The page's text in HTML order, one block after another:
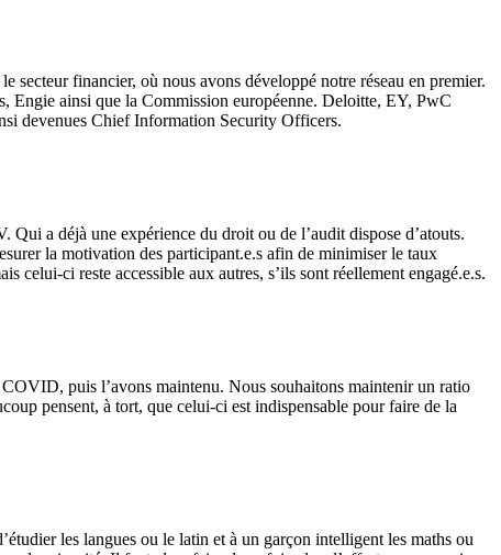
secteur financier, où nous avons développé notre réseau en premier.
Engie ainsi que la Commission européenne. Deloitte, EY, PwC
devenues Chief Information Security Officers.
Qui a déjà une expérience du droit ou de l’audit dispose d’atouts.
la motivation des participant.e.s afin de minimiser le taux
celui-ci reste accessible aux autres, s’ils sont réellement engagé.e.s.
puis l’avons maintenu. Nous souhaitons maintenir un ratio
pensent, à tort, que celui-ci est indispensable pour faire de la
les langues ou le latin et à un garçon intelligent les maths ou